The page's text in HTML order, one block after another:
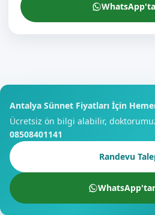
Antalya Sünnet Fiyatları İçin
Ücretsiz ön bilgi alabilir,
08508401141
Randevu